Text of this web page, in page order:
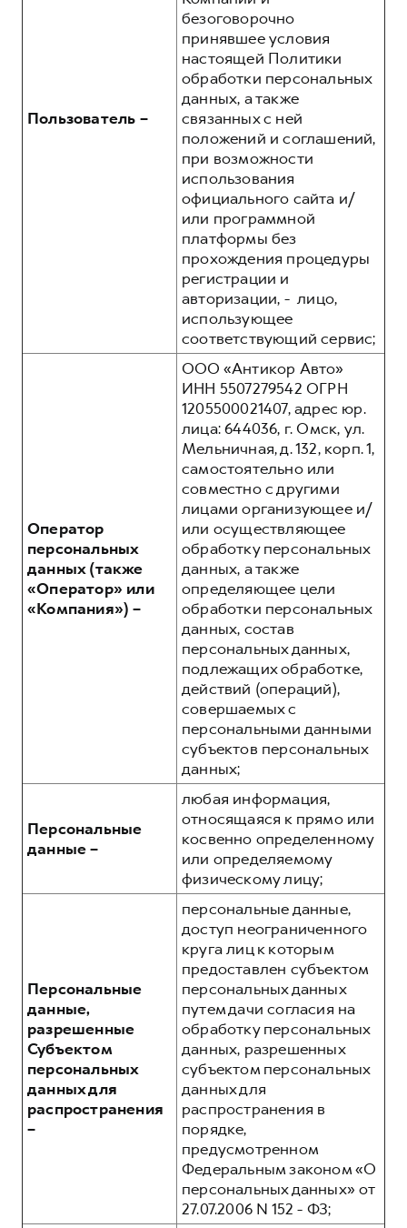
Пользователь –
безоговорочно
принявшее условия
настоящей Политики
обработки персональных
данных, а также
связанных с ней
положений и соглашений,
при возможности
использования
официального сайта и/
или программной
платформы без
прохождения процедуры
регистрации и
авторизации, - лицо,
использующее
соответствующий сервис;
Оператор
персональных
данных (также
«Оператор» или
«Компания») –
ООО «Антикор Авто»
ИНН 5507279542 ОГРН
1205500021407, адрес юр.
лица: 644036, г. Омск, ул.
Мельничная, д. 132, корп. 1,
самостоятельно или
совместно с другими
лицами организующее и/
или осуществляющее
обработку персональных
данных, а также
определяющее цели
обработки персональных
данных, состав
персональных данных,
подлежащих обработке,
действий (операций),
совершаемых с
персональными данными
субъектов персональных
данных;
Персональные
данные –
любая информация,
относящаяся к прямо или
косвенно определенному
или определяемому
физическому лицу;
Персональные
данные,
разрешенные
Субъектом
персональных
данных для
распространения
–
персональные данные,
доступ неограниченного
круга лиц к которым
предоставлен субъектом
персональных данных
путем дачи согласия на
обработку персональных
данных, разрешенных
субъектом персональных
данных для
распространения в
порядке,
предусмотренном
Федеральным законом «О
персональных данных» от
27.07.2006 N 152 - ФЗ;